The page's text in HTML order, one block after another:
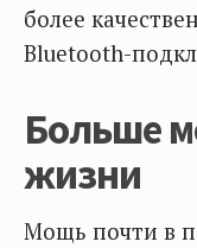
более
Bluetooth-
Больше
жизни
Мощь почти в